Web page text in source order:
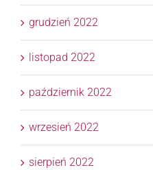
grudzień 2022
listopad 2022
październik 2022
wrzesień 2022
sierpień 2022